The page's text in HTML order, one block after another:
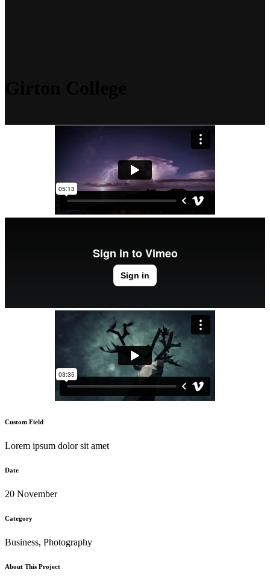
Custom Field
Lorem ipsum dolor sit amet
Date
20 November
Category
Business, Photography
About This Project